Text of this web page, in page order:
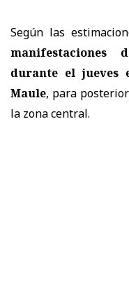
Según las
durante el jueves
Maule, para
la zona central.